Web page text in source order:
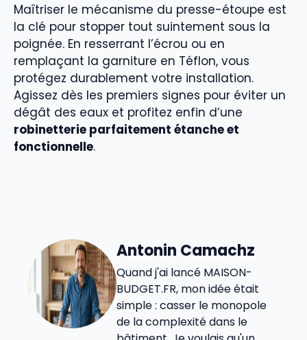
Maîtriser le mécanisme du presse-étoupe est
la clé pour stopper tout suintement sous la
poignée. En resserrant l’écrou ou en
remplaçant la garniture en Téflon, vous
protégez durablement votre installation.
Agissez dès les premiers signes pour éviter un
dégât des eaux et profitez enfin d’une
robinetterie parfaitement étanche et
fonctionnelle.
Antonin Camachz
Quand j'ai lancé MAISON-
BUDGET.FR, mon idée était
simple : casser le monopole
de la complexité dans le